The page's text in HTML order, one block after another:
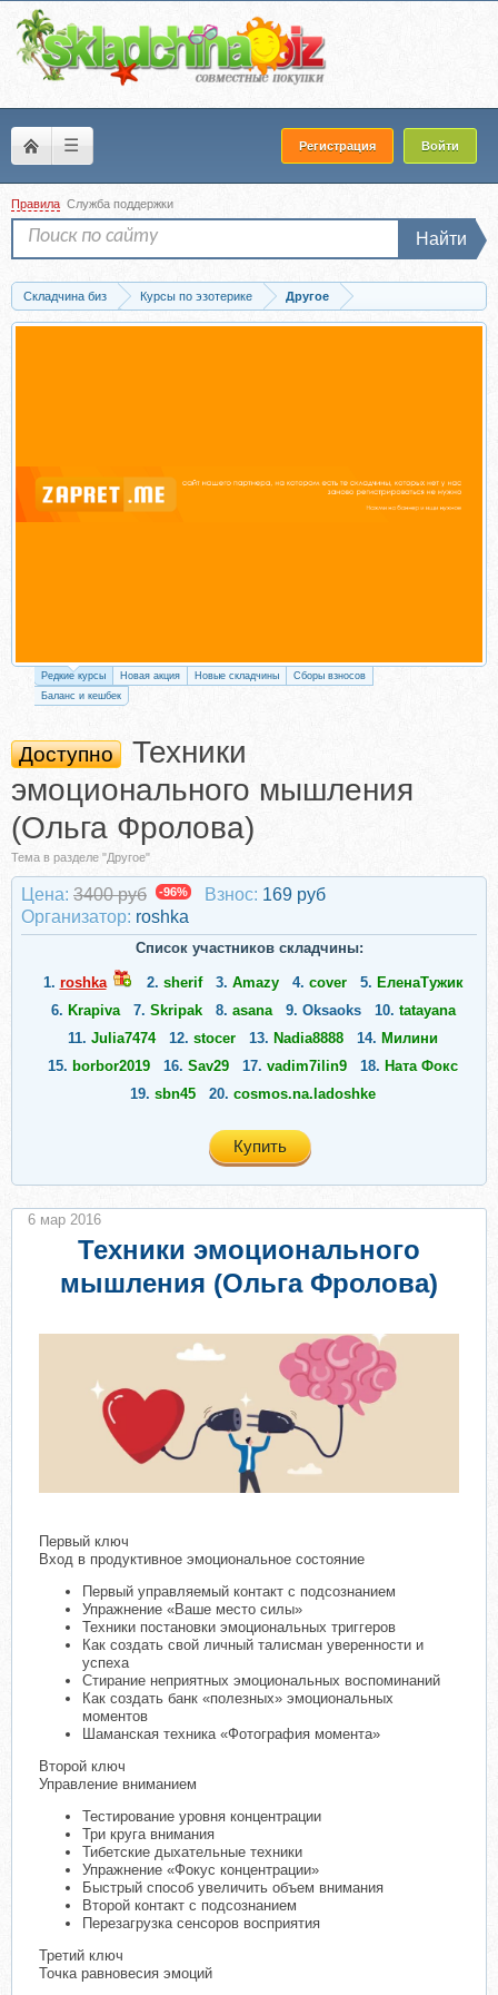
☰ Регистрация Войти
Правила Служба поддержки
Найти
Складчина биз Курсы по эзотерике
Другое
Скачать Техники эмоционального мышления (Ольга Фролова)
Редкие курсы Новая акция Новые складчины
Сборы взносов
Баланс и кешбек
Доступно
Техники
эмоционального мышления
(Ольга Фролова)
Тема в разделе "Другое"
Цена: 3400 руб -96% Взнос: 169 руб
Организатор: roshka
Список участников складчины:
1. roshka 2. sherif 3. Amazy 4. cover 5. ЕленаТужик
6. Krapiva 7. Skripak 8. asana 9. Oksaoks 10. tatayana
11. Julia7474 12. stocer 13. Nadia8888 14. Милини
15. borbor2019 16. Sav29 17. vadim7ilin9 18. Ната Фокс
19. sbn45 20. cosmos.na.ladoshke
Купить
Техники эмоционального
мышления (Ольга Фролова)
Первый ключ
Вход в продуктивное эмоциональное состояние
Первый управляемый контакт с подсознанием
Упражнение «Ваше место силы»
Техники постановки эмоциональных триггеров
Как создать свой личный талисман уверенности и
успеха
Стирание неприятных эмоциональных воспоминаний
Как создать банк «полезных» эмоциональных
моментов
Шаманская техника «Фотография момента»
Второй ключ
Управление вниманием
Тестирование уровня концентрации
Три круга внимания
Тибетские дыхательные техники
Упражнение «Фокус концентрации»
Быстрый способ увеличить объем внимания
Второй контакт с подсознанием
Перезагрузка сенсоров восприятия
Третий ключ
Точка равновесия эмоций
6 мар 2016